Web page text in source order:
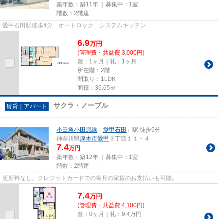
築年数：築11年 ｜募集中： 1室
階数：2階建
愛甲石田駅徒歩4分 オートロック システムキッチン
6.9万円
(管理費・共益費 3,000円)
敷：1ヶ月｜礼：1ヶ月
所在階：2階
間取り：1LDK
面積：36.65㎡
賃貸｜アパート サクラ・ノーブル
小田急小田原線 「愛甲石田 」駅 徒歩9分
神奈川県厚木市愛甲 ３丁目１１－４
7.4万円
築年数：築12年 ｜募集中： 1室
階数：2階建
更新料なし。クレジットカードでの毎月の家賃のお支払いも可能。
7.4万円
(管理費・共益費 4,100円)
敷：0ヶ月｜礼：9.4万円